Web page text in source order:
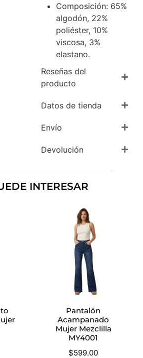
Composición: 65%
algodón, 22%
poliéster, 10%
viscosa, 3%
elastano.
Reseñas del
producto
Datos de tienda
Envío
Devolución
INTERESAR
Pantalón
Acampanado
Mujer Mezclilla
MY4001
$599.00